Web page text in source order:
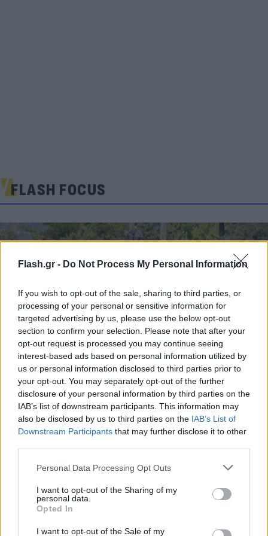
Flash.gr - Do Not Process My Personal Information
If you wish to opt-out of the sale, sharing to third parties, or
processing of your personal or sensitive information for
targeted advertising by us, please use the below opt-out
section to confirm your selection. Please note that after your
opt-out request is processed you may continue seeing
interest-based ads based on personal information utilized by
us or personal information disclosed to third parties prior to
your opt-out. You may separately opt-out of the further
disclosure of your personal information by third parties on the
IAB’s list of downstream participants. This information may
also be disclosed by us to third parties on the IAB’s List of
Downstream Participants that may further disclose it to other
Please note that this website/app uses one or more Google
not limited to your visit or usage behaviour. You may click to
grant or deny consent to Google and its third-party tags to
use your data for below specified purposes in below Google
consent section.
Personal Data Processing Opt Outs
I want to opt-out of the Sharing of my
personal data.
Opted In
I want to opt-out of the Sale of my
FLASH FOCUS
Μυστράς: 11 μήνες με αναστολή στον
55χρονο που είχε κρύψει τον πατέρα του